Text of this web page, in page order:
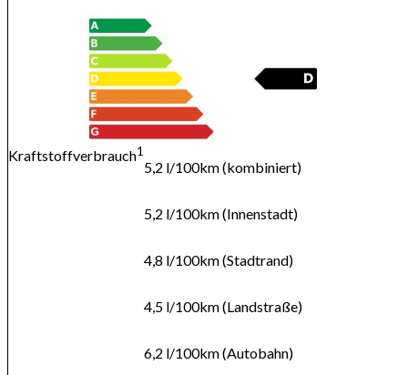
Kraftstoffverbrauch1
5,2 l/100km (kombiniert)
5,2 l/100km (Innenstadt)
4,8 l/100km (Stadtrand)
4,5 l/100km (Landstraße)
6,2 l/100km (Autobahn)